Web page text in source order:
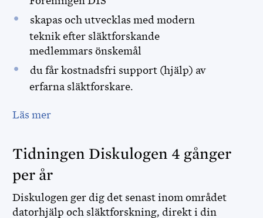
FÖR FUNKTIONÄRER
skapas och utvecklas med modern
teknik efter släktforskande
medlemmars önskemål
du får kostnadsfri support (hjälp) av
erfarna släktforskare.
Läs mer
Tidningen Diskulogen 4 gånger
per år
Diskulogen ger dig det senast inom området
datorhjälp och släktforskning, direkt i din